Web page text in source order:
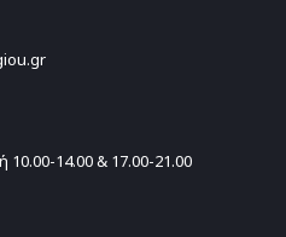
14.00 & 17.00-21.00